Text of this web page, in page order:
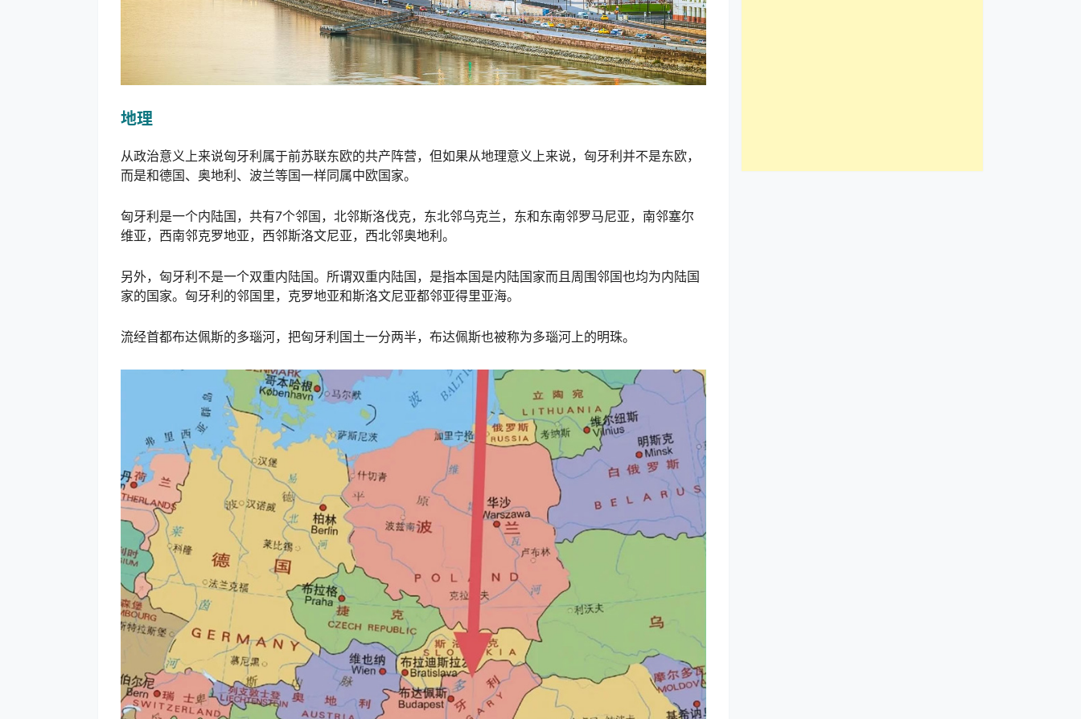
地理
从政治意义上来说匈牙利属于前苏联东欧的共产阵营，但如果从地理意义上来说，匈牙利并不是东欧，
而是和德国、奥地利、波兰等国一样同属中欧国家。
匈牙利是一个内陆国，共有7个邻国，北邻斯洛伐克，东北邻乌克兰，东和东南邻罗马尼亚，南邻塞尔
维亚，西南邻克罗地亚，西邻斯洛文尼亚，西北邻奥地利。
另外，匈牙利不是一个双重内陆国。所谓双重内陆国，是指本国是内陆国家而且周围邻国也均为内陆国
家的国家。匈牙利的邻国里，克罗地亚和斯洛文尼亚都邻亚得里亚海。
流经首都布达佩斯的多瑙河，把匈牙利国土一分两半，布达佩斯也被称为多瑙河上的明珠。